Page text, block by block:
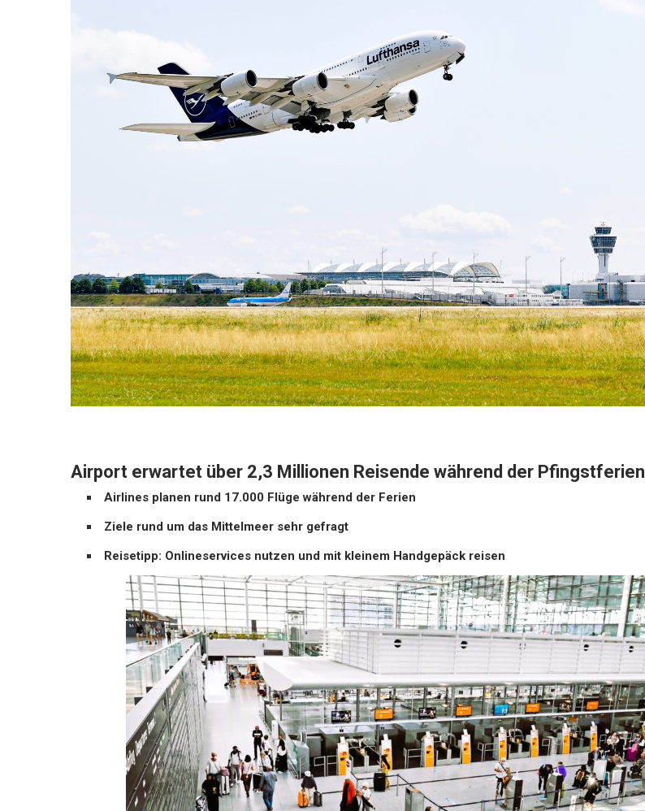
Airport erwartet über 2,3 Millionen Reisende während der Pfingstferien
Airlines planen rund 17.000 Flüge während der Ferien
Ziele rund um das Mittelmeer sehr gefragt
Reisetipp: Onlineservices nutzen und mit kleinem Handgepäck reisen